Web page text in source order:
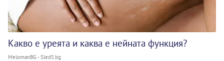
Какво е уреята и каква е нейната функция?
MelomanBG - Sled5.bg